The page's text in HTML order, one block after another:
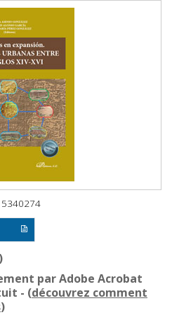
5340274
par Adobe Acrobat
- (découvrez comment
)